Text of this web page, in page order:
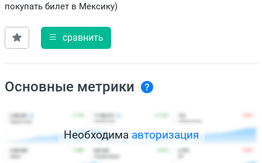
покупать билет в Мексику)
сравнить
Основные метрики
Необходима авторизация